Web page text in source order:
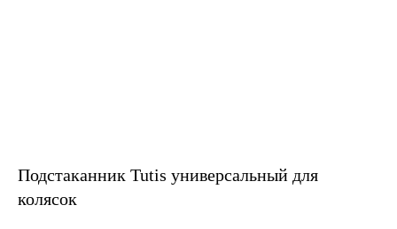
Подстаканник Tutis универсальный для
колясок